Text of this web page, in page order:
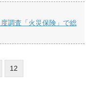
調査「火災保険」で総
12